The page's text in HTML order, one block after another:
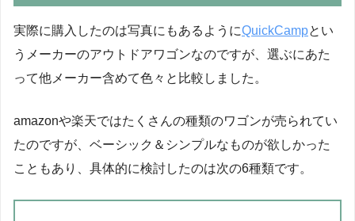
実際に購入したのは写真にもあるようにQuickCampとい
うメーカーのアウトドアワゴンなのですが、選ぶにあた
って他メーカー含めて色々と比較しました。
amazonや楽天ではたくさんの種類のワゴンが売られてい
たのですが、ベーシック＆シンプルなものが欲しかった
こともあり、具体的に検討したのは次の6種類です。